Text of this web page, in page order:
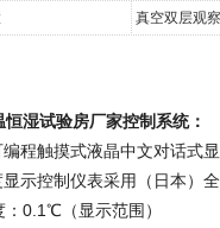
真空双层观
恒湿试验房厂家控制系统：
程触摸式液晶中文对话式
显示控制仪表采用（日本）
：0.1℃（显示范围）